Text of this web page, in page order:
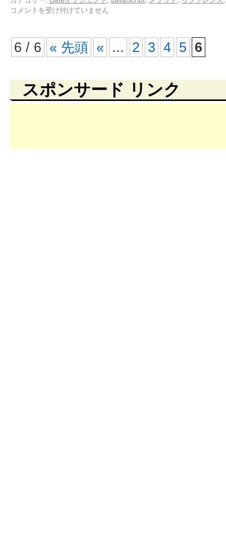
コメントを受け付けていません
6 / 6 « 先頭 « ... 2 3 4 5 6
スポンサード リンク